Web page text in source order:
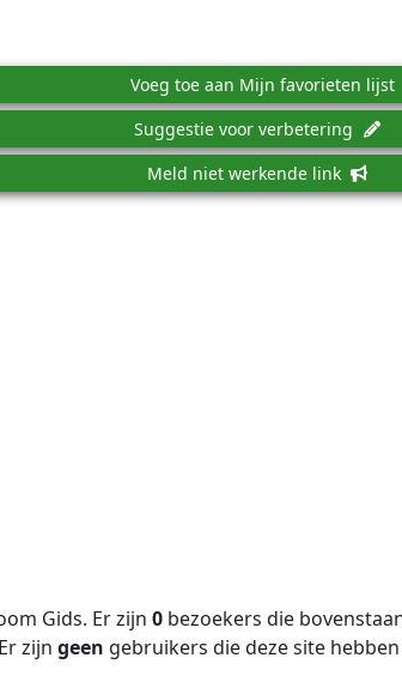
Voeg toe aan Mijn favorieten lijst
Suggestie voor verbetering
Meld niet werkende link
Gids. Er zijn 0 bezoekers die
Er zijn geen gebruikers die deze site